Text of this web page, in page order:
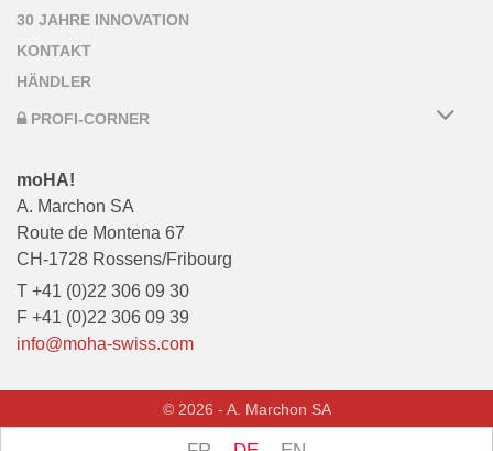
30 JAHRE INNOVATION
KONTAKT
HÄNDLER
PROFI-CORNER
moHA!
A. Marchon SA
Route de Montena 67
CH-1728 Rossens/Fribourg
T +41 (0)22 306 09 30
F +41 (0)22 306 09 39
info@moha-swiss.com
© 2026 - A. Marchon SA